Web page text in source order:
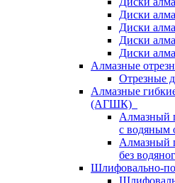
Диски
Диски
Диски
Диски
Алмазные
Отрезные
Алмазные
(АГШК)
Алмазный
с водяным
Алмазный
без
Шлифовально-